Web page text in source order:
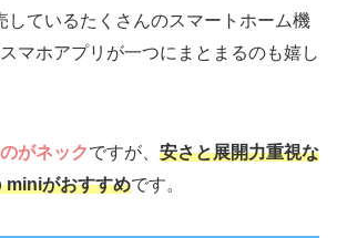
しているたくさんのスマートホーム機
マホアプリが一つにまとまるのも嬉し
がネックですが、 安さと展開力重視な
がおすすめです。